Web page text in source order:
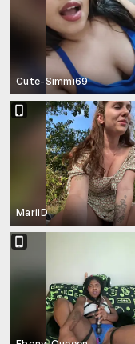
Cute-Simmi69
MariiD